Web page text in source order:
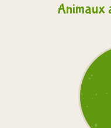
Animaux